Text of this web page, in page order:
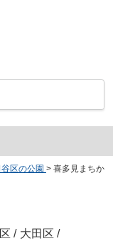
区の公園 > 喜多見まちか
/ 大田区 /